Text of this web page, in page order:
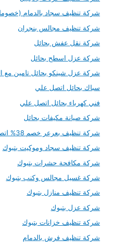
شركة تنظيف سجاد بالدمام
شركة تنظيف مجالس بنجران
شركة نقل عفش بحائل
شركة عزل اسطح بحائل
شركة عزل شينكو بحائل تامين مع الضمان
سباك بحائل اتصل علي
فني كهرباء بحائل اتصل علي
شركة صيانة مكيفات بحائل
شركة تنظيف بعرعر خصم 38% اتصل علي 0550396627
شركة تنظيف سجاد وموكيت بتبوك
شركة مكافحة حشرات بتبوك
شركة غسيل مجالس وكنب بتبوك
شركة تنظيف منازل بتبوك
شركة عزل بتبوك
شركة تنظيف خزانات بتبوك
شركة تنظيف فرش بالدمام